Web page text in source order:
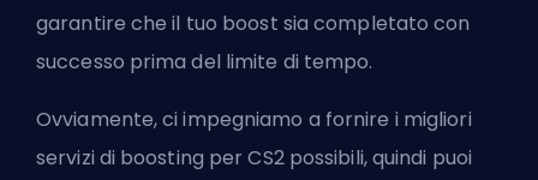
garantire che il tuo boost sia completato con
successo prima del limite di tempo.
Ovviamente, ci impegniamo a fornire i migliori
servizi di boosting per CS2 possibili, quindi puoi